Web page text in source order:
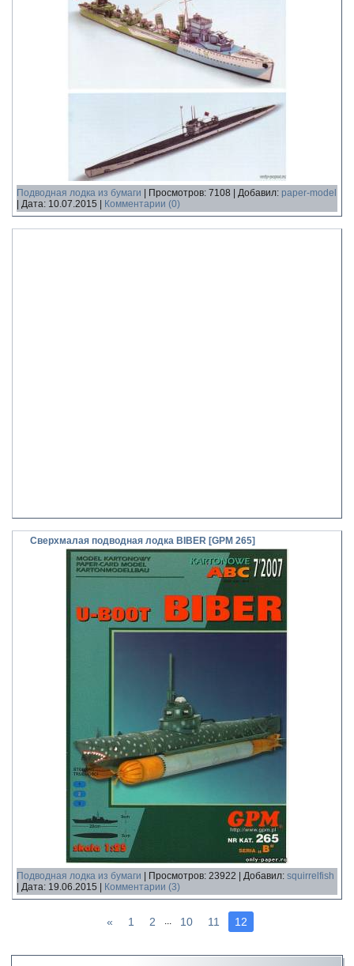
Подводная лодка из бумаги Просмотров: 7108 Добавил: paper-model
Дата: 10.07.2015 Комментарии (0)
Сверхмалая подводная лодка BIBER [GPM 265]
Подводная лодка из бумаги Просмотров: 23922 Добавил: squirrelfish
Дата: 19.06.2015 Комментарии (3)
« 1 2 ... 10 11 12